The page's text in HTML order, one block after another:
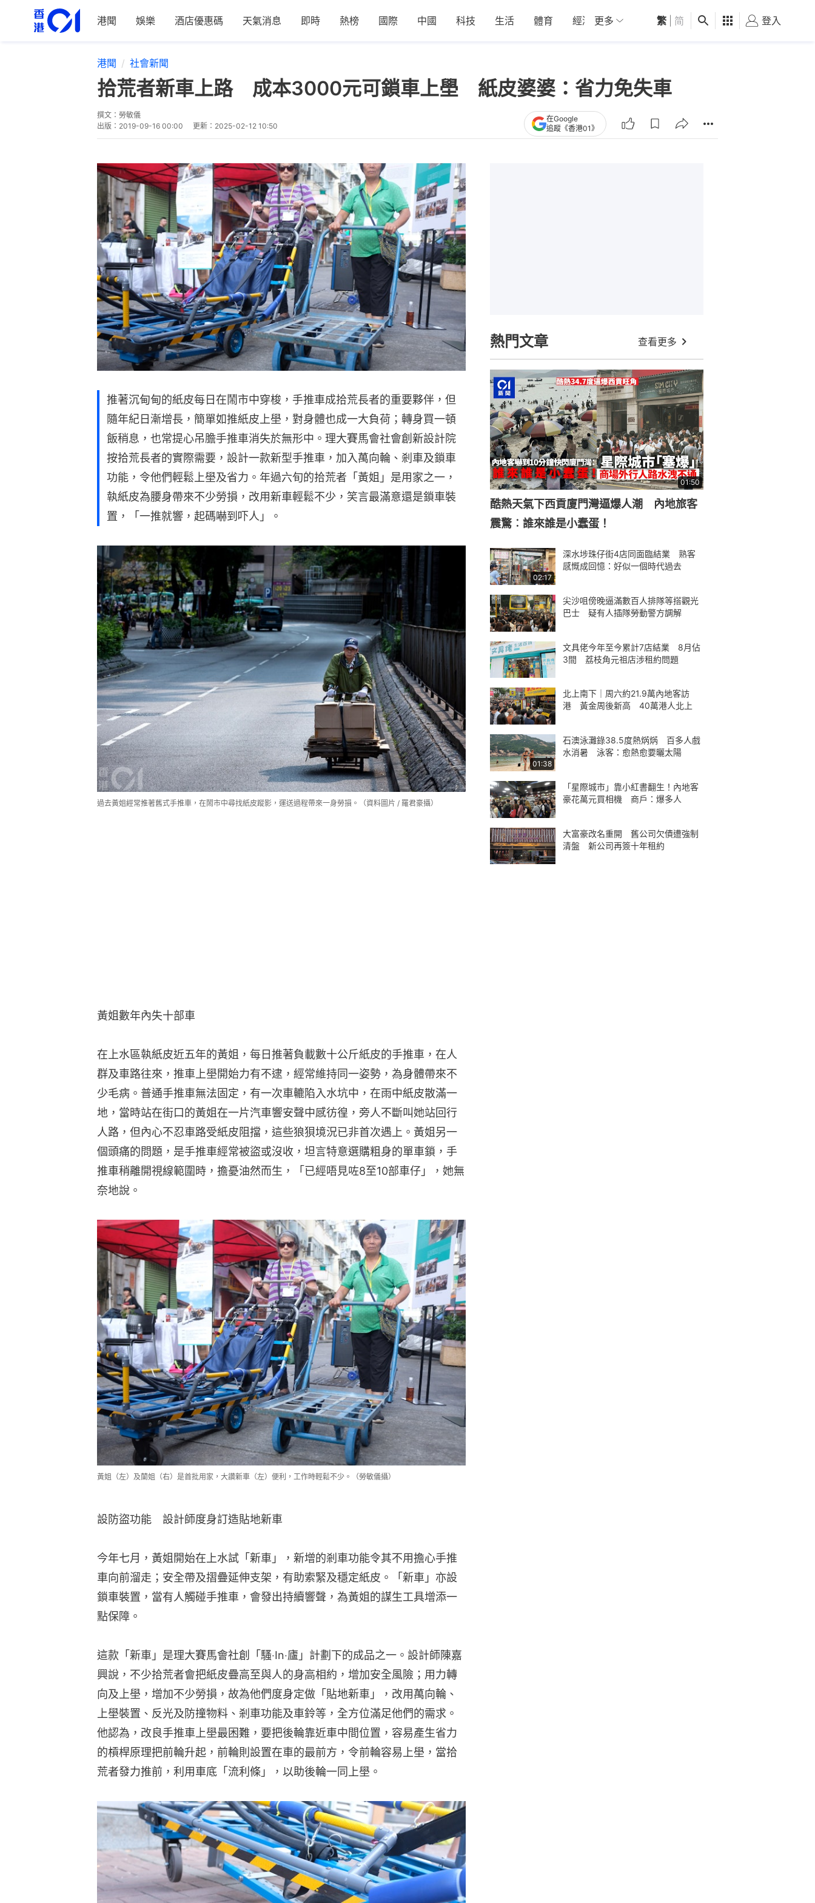
港聞 娛樂 酒店優惠碼 天氣消息 即時 熱榜 國際 中國 科技 生活 體育 經濟 01深圳 觀點 健康 好食玩飛
更多 繁 简 登入
港聞 社會新聞
拾荒者新車上路 成本3000元可鎖車上壆 紙皮婆婆：省力免失車
撰文： 勞敏儀
出版： 2019-09-16 00:00 更新： 2025-02-12 10:50
在Google
追蹤《香港01》
推著沉甸甸的紙皮每日在鬧市中穿梭，手推車成拾荒長者的重要夥伴，但
隨年紀日漸增長，簡單如推紙皮上壆，對身體也成一大負荷；轉身買一頓
飯稍息，也常提心吊膽手推車消失於無形中。理大賽馬會社會創新設計院
按拾荒長者的實際需要，設計一款新型手推車，加入萬向輪、剎車及鎖車
功能，令他們輕鬆上壆及省力。年過六旬的拾荒者「黃姐」是用家之一，
執紙皮為腰身帶來不少勞損，改用新車輕鬆不少，笑言最滿意還是鎖車裝
置，「一推就響，起碼嚇到吓人」。
過去黃姐經常推著舊式手推車，在鬧市中尋找紙皮蹤影，運送過程帶來一身勞損。（資料圖片 / 羅君豪攝）
黃姐數年內失十部車
在上水區執紙皮近五年的黃姐，每日推著負載數十公斤紙皮的手推車，在人
群及車路往來，推車上壆開始力有不逮，經常維持同一姿勢，為身體帶來不
少毛病。普通手推車無法固定，有一次車轆陷入水坑中，在雨中紙皮散滿一
地，當時站在街口的黃姐在一片汽車響安聲中感彷徨，旁人不斷叫她站回行
人路，但內心不忍車路受紙皮阻擋，這些狼狽境況已非首次遇上。黃姐另一
個頭痛的問題，是手推車經常被盜或沒收，坦言特意選購粗身的單車鎖，手
推車稍離開視線範圍時，擔憂油然而生，「已經唔見咗8至10部車仔」，她無
奈地說。
黃姐（左）及蘭姐（右）是首批用家，大讚新車（左）便利，工作時輕鬆不少。（勞敏儀攝）
設防盜功能　設計師度身訂造貼地新車
今年七月，黃姐開始在上水試「新車」，新增的剎車功能令其不用擔心手推
車向前溜走；安全帶及摺疊延伸支架，有助索緊及穩定紙皮。「新車」亦設
鎖車裝置，當有人觸碰手推車，會發出持續響聲，為黃姐的謀生工具增添一
點保障。
這款「新車」是理大賽馬會社創「騷‧In‧廬」計劃下的成品之一。設計師陳嘉
興說，不少拾荒者會把紙皮疊高至與人的身高相約，增加安全風險；用力轉
向及上壆，增加不少勞損，故為他們度身定做「貼地新車」，改用萬向輪、
上壆裝置、反光及防撞物料、剎車功能及車鈴等，全方位滿足他們的需求。
他認為，改良手推車上壆最困難，要把後輪靠近車中間位置，容易產生省力
的槓桿原理把前輪升起，前輪則設置在車的最前方，令前輪容易上壆，當拾
荒者發力推前，利用車底「流利條」，以助後輪一同上壆。
熱門文章 查看更多
01:50
酷熱天氣下西貢廈門灣逼爆人潮 內地旅客
震驚︰誰來誰是小蠢蛋！
02:17
深水埗珠仔街4店同面臨結業 熟客
感慨成回憶：好似一個時代過去
尖沙咀傍晚逼滿數百人排隊等搭觀光
巴士 疑有人插隊勞動警方調解
文具佬今年至今累計7店結業 8月佔
3間 荔枝角元祖店涉租約問題
北上南下｜周六約21.9萬內地客訪
港 黃金周後新高 40萬港人北上
01:38
石澳泳灘錄38.5度熱焫焫 百多人戲
水消暑 泳客：愈熱愈要曬太陽
「星際城市」靠小紅書翻生！內地客
豪花萬元買相機 商戶：爆多人
大富豪改名重開 舊公司欠債遭強制
清盤 新公司再簽十年租約